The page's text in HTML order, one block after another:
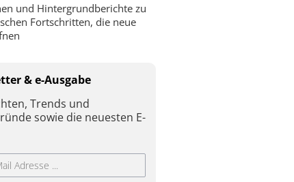
und Hintergrundberichte zu
Fortschritten, die neue
& e-Ausgabe
Trends und
sowie die neuesten E-